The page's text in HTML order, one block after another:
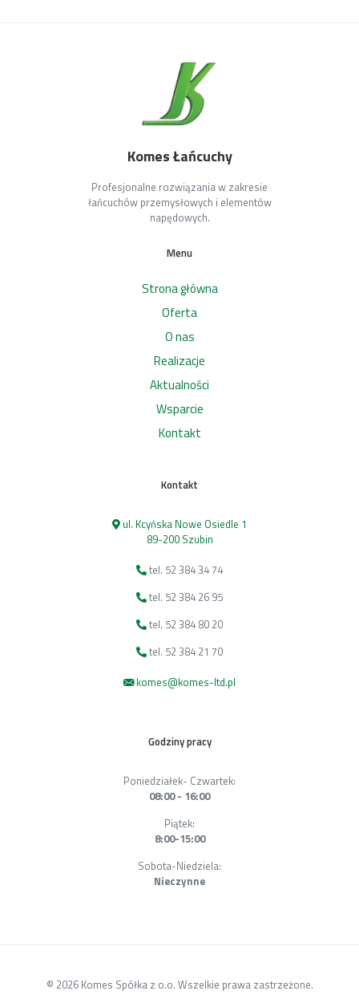
Komes Łańcuchy
Profesjonalne rozwiązania w zakresie
łańcuchów przemysłowych i elementów
napędowych.
Menu
Strona główna
Oferta
O nas
Realizacje
Aktualności
Wsparcie
Kontakt
Kontakt
ul. Kcyńska Nowe Osiedle 1
89-200 Szubin
tel. 52 384 34 74
tel. 52 384 26 95
tel. 52 384 80 20
tel. 52 384 21 70
komes@komes-ltd.pl
Godziny pracy
Poniedziałek- Czwartek:
08:00 - 16:00
Piątek:
8:00-15:00
Sobota-Niedziela:
Nieczynne
© 2026 Komes Spółka z o.o. Wszelkie prawa zastrzeżone.